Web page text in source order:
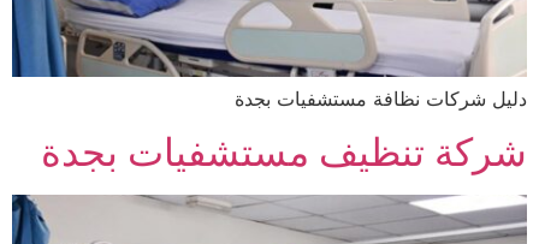
دليل شركات نظافة مستشفيات بجدة
شركة تنظيف مستشفيات بجدة